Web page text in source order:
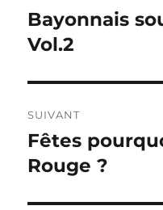
de
l’article
Publication
précédente :
Bayonnais
Vol.2
SUIVANT
Publication
suivante :
Fêtes
Rouge ?